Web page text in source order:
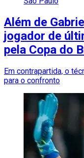
Além de
jogador de
pela Copa do
Em contrapartida, o
para o confronto